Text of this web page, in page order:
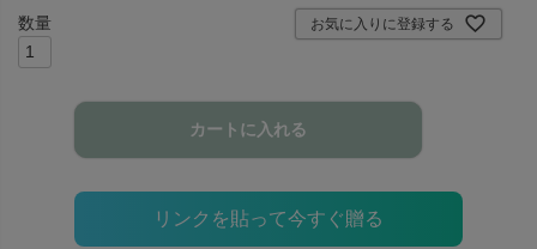
お気に入りに登録する
カートに入れる